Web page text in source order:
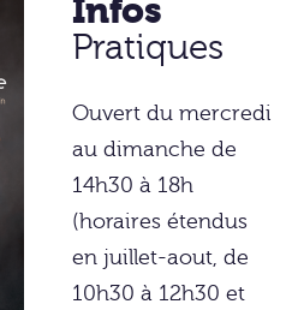
Infos
Pratiques
Ouvert du mercredi
au dimanche de
14h30 à 18h
(horaires étendus
en juillet-aout, de
10h30 à 12h30 et